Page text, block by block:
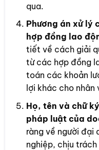
qua.
Phương án xử lý
hợp đồng lao
tiết về cách giải
từ các hợp đồng
toán các khoản
lợi khác cho nhân
Họ, tên và chữ
pháp luật của
ràng về người đại
nghiệp, chịu